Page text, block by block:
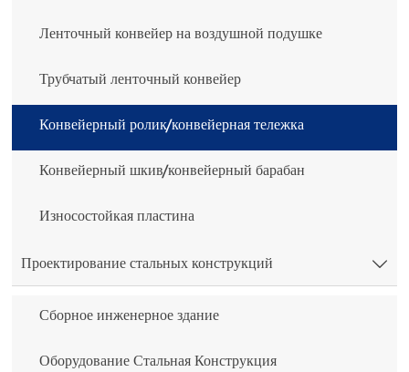
Ленточный конвейер на воздушной подушке
Трубчатый ленточный конвейер
Конвейерный ролик/конвейерная тележка
Конвейерный шкив/конвейерный барабан
Износостойкая пластина
Проектирование стальных конструкций 
Сборное инженерное здание
Оборудование Стальная Конструкция